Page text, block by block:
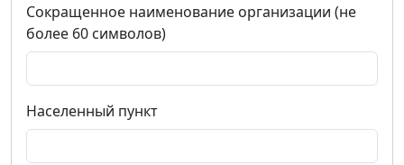
Сокращенное наименование организации (не
более 60 символов)
Населенный пункт